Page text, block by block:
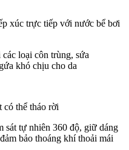
xúc trực tiếp với nước bể bơi
loại côn trùng, sứa
khó chịu cho da
thể tháo rời
tự nhiên 360 độ, giữ dáng
bảo thoáng khí thoải mái